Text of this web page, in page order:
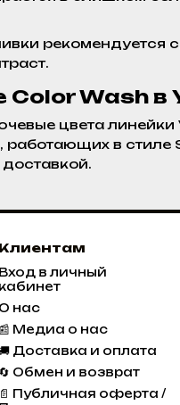
рекомендуется
Color Wash в
цвета линейки
в
Клиентам
в личный
кабинет
О нас
📰 Медиа о нас
Доставка и оплата
🔄 Обмен и возврат
📄 Публичная оферта /